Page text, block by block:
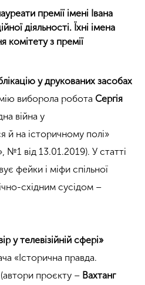
премії імені Івана
діяльності. Їхні імена
комітету з премії
у друкованих засобах
виборола робота Сергія
війна у
й на історичному полі»
№1 від 13.01.2019). У статті
фейки і міфи спільної
східним сусідом –
у телевізійній сфері»
«Історична правда.
(автори проєкту – Вахтанг